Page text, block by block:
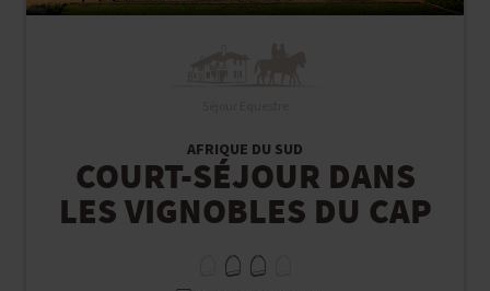
AFRIQUE DU SUD
COURT-SÉJOUR DANS
LES VIGNOBLES DU CAP